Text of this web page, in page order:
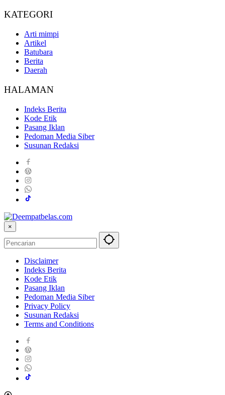
KATEGORI
Arti mimpi
Artikel
Batubara
Berita
Daerah
HALAMAN
Indeks Berita
Kode Etik
Pasang Iklan
Pedoman Media Siber
Susunan Redaksi
×
Disclaimer
Indeks Berita
Kode Etik
Pasang Iklan
Pedoman Media Siber
Privacy Policy
Susunan Redaksi
Terms and Conditions